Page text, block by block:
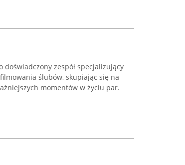
zespół specjalizujący
ślubów, skupiając się na
momentów w życiu par.